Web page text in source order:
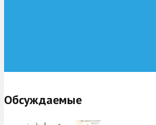
Обсуждаемые